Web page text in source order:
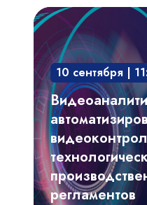
Видеоаналитика,
автоматизированный
видеоконтроль
технологических
процессов,
производственных
регламентов
10 сентября |
регламентов